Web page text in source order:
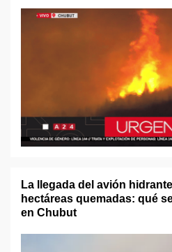
La llegada del avión
hectáreas quemadas: qué
en Chubut